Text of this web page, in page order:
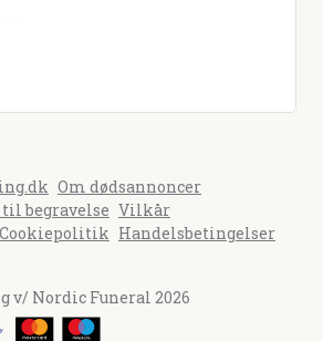
Om dødsannoncer
begravelse Vilkår
Cookiepolitik Handelsbetingelser
v/ Nordic Funeral 2026